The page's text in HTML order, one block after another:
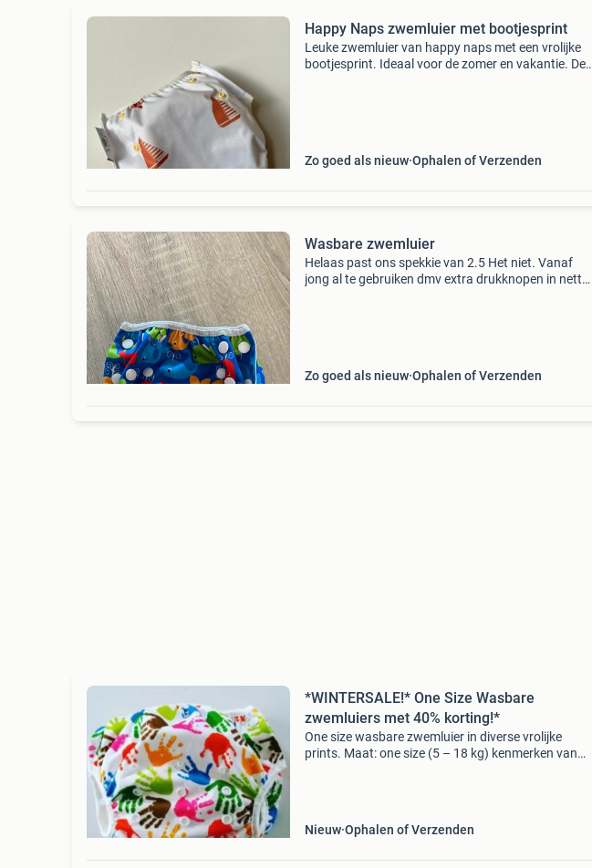
Happy Naps zwemluier met bootjesprint
Leuke zwemluier van happy naps met een vrolijke
bootjesprint. Ideaal voor de zomer en vakantie. De
Zo goed als nieuw Ophalen of Verzenden
Wasbare zwemluier
Helaas past ons spekkie van 2.5 Het niet. Vanaf
jong al te gebruiken dmv extra drukknopen in nette
Zo goed als nieuw Ophalen of Verzenden
*WINTERSALE!* One Size Wasbare
zwemluiers met 40% korting!*
One size wasbare zwemluier in diverse vrolijke
prints. Maat: one size (5 – 18 kg) kenmerken van
Nieuw Ophalen of Verzenden